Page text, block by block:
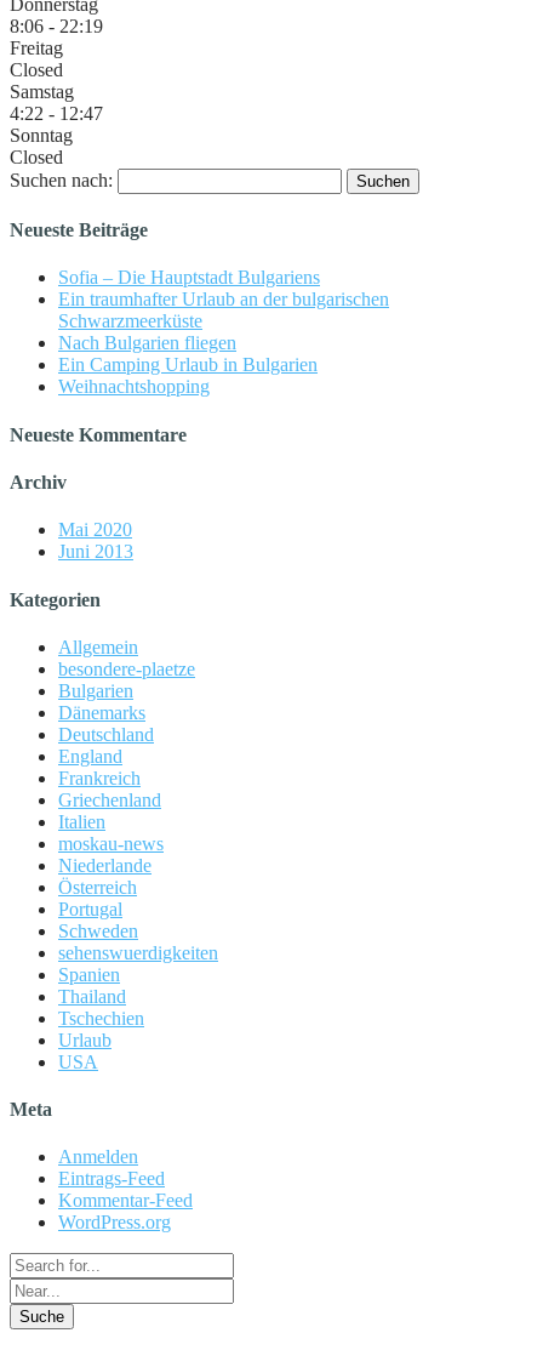
Donnerstag
8:06 - 22:19
Freitag
Closed
Samstag
4:22 - 12:47
Sonntag
Closed
Suchen nach:
Neueste Beiträge
Sofia – Die Hauptstadt Bulgariens
Ein traumhafter Urlaub an der bulgarischen
Schwarzmeerküste
Nach Bulgarien fliegen
Ein Camping Urlaub in Bulgarien
Weihnachtshopping
Neueste Kommentare
Archiv
Mai 2020
Juni 2013
Kategorien
Allgemein
besondere-plaetze
Bulgarien
Dänemarks
Deutschland
England
Frankreich
Griechenland
Italien
moskau-news
Niederlande
Österreich
Portugal
Schweden
sehenswuerdigkeiten
Spanien
Thailand
Tschechien
Urlaub
USA
Meta
Anmelden
Eintrags-Feed
Kommentar-Feed
WordPress.org
Suche